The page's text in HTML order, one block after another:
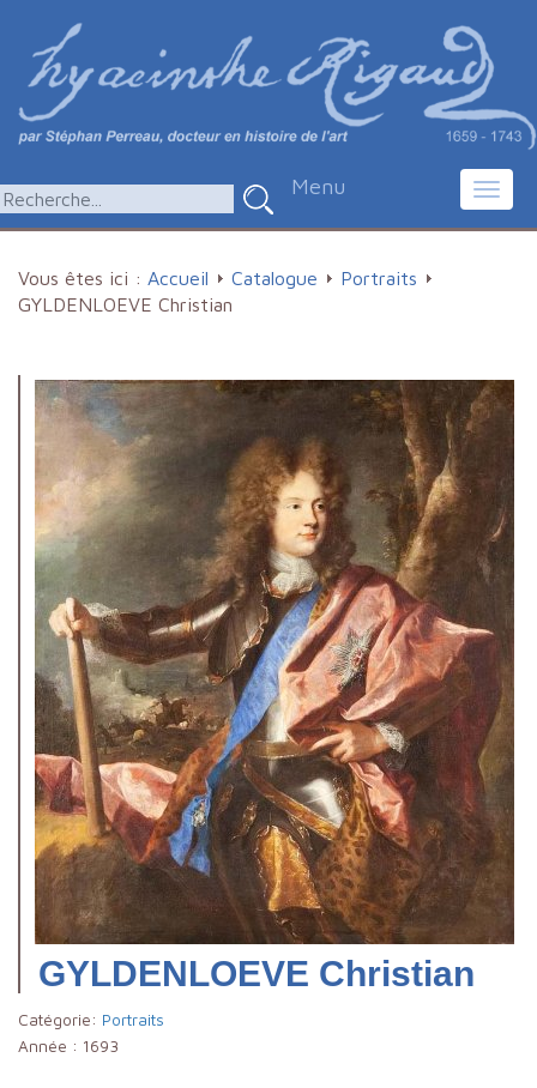
Menu
Vous êtes ici : Accueil Catalogue
Portraits
GYLDENLOEVE Christian
GYLDENLOEVE Christian
Catégorie: Portraits
Année : 1693